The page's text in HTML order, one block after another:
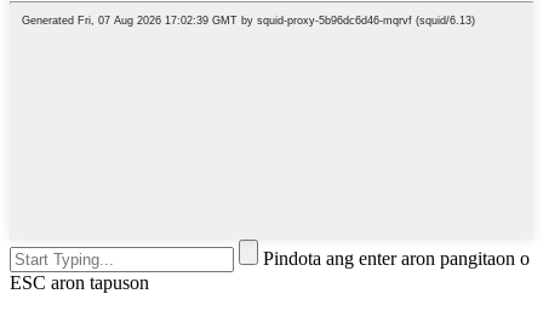
Pindota ang enter aron pangitaon o
ESC aron tapuson